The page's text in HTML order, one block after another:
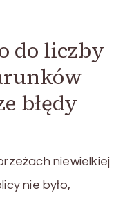
do liczby
błędy
niewielkiej
nie było,